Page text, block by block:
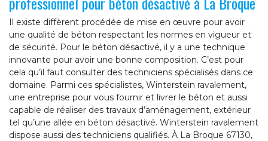
Il existe diffèrent procédée de mise en œuvre pour avoir
une qualité de béton respectant les normes en vigueur et
de sécurité. Pour le béton désactivé, il y a une technique
innovante pour avoir une bonne composition. C’est pour
cela qu’il faut consulter des techniciens spécialisés dans ce
domaine. Parmi ces spécialistes, Winterstein ravalement,
une entreprise pour vous fournir et livrer le béton et aussi
capable de réaliser des travaux d’aménagement, extérieur
tel qu’une allée en béton désactivé. Winterstein ravalement
dispose aussi des techniciens qualifiés. À La Broque 67130,